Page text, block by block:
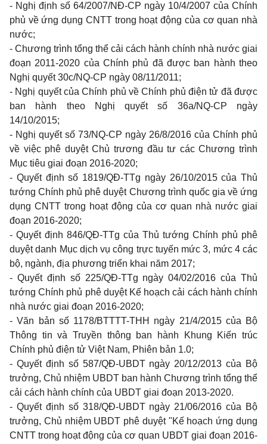
- Nghị định số 64/2007/NĐ-CP ngày 10/4/2007 của Chính
phủ về ứng dụng CNTT trong hoạt động của cơ quan nhà
nước;
- Chương trình tổng thể cải cách hành chính nhà nước giai
đoạn 2011-2020 của Chính phủ đã được ban hành theo
Nghị quyết 30c/NQ-CP ngày 08/11/2011;
- Nghị quyết của Chính phủ về Chính phủ điện tử đã được
ban hành theo Nghị quyết số 36a/NQ-CP ngày
14/10/2015;
- Nghị quyết số 73/NQ-CP ngày 26/8/2016 của Chính phủ
về việc phê duyệt Chủ trương đầu tư các Chương trình
Mục tiêu giai đoạn 2016-2020;
- Quyết định số 1819/QĐ-TTg ngày 26/10/2015 của Thủ
tướng Chính phủ phê duyệt Chương trình quốc gia về ứng
dụng CNTT trong hoạt động của cơ quan nhà nước giai
đoạn 2016-2020;
- Quyết định 846/QĐ-TTg của Thủ tướng Chính phủ phê
duyệt danh Mục dịch vụ công trực tuyến mức 3, mức 4 các
bộ, ngành, địa phương triển khai năm 2017;
- Quyết định số 225/QĐ-TTg ngày 04/02/2016 của Thủ
tướng Chính phủ phê duyệt Kế hoạch cải cách hành chính
nhà nước giai đoạn 2016-2020;
- Văn bản số 1178/BTTTT-THH ngày 21/4/2015 của Bộ
Thông tin và Truyền thông ban hành Khung Kiến trúc
Chính phủ điện tử Việt Nam, Phiên bản 1.0;
- Quyết định số 587/QĐ-UBDT ngày 20/12/2013 của Bộ
trưởng, Chủ nhiệm UBDT ban hành Chương trình tổng thể
cải cách hành chính của UBDT giai đoạn 2013-2020.
- Quyết định số 318/QĐ-UBDT ngày 21/06/2016 của Bộ
trưởng, Chủ nhiệm UBDT phê duyệt "Kế hoạch ứng dụng
CNTT trong hoạt động của cơ quan UBDT giai đoạn 2016-